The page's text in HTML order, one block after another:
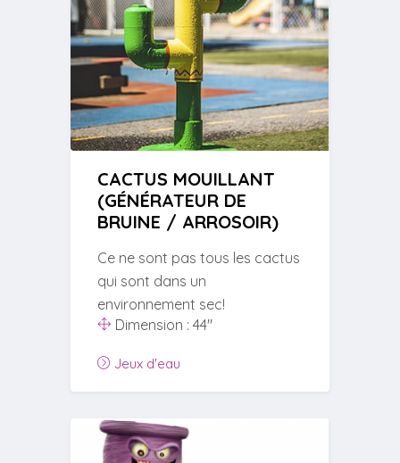
CACTUS MOUILLANT
(GÉNÉRATEUR DE
BRUINE / ARROSOIR)
Ce ne sont pas tous les cactus
qui sont dans un
environnement sec!
Dimension : 44''
Jeux d'eau